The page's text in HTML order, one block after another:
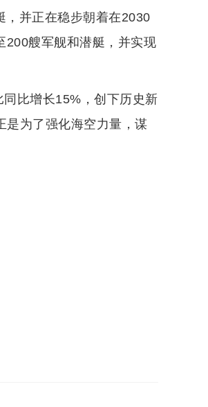
，并正在稳步朝着在2030
200艘军舰和潜艇，并实现
比增长15%，创下历史新
是为了强化海空力量，谋